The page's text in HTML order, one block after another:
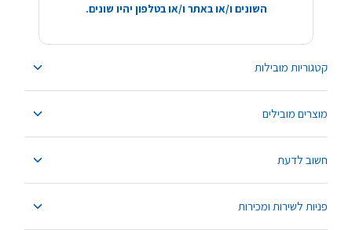
קטגוריות מובילות
מוצרים מובילים
חשוב לדעת
פניות לשירות ומכירות
השונים ו/או באתר ו/או בטלפון יהיו שונים.